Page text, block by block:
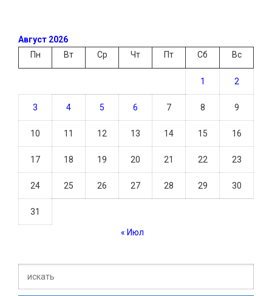
Август 2026
Пн
Вт Ср Чт Пт Сб Вс
1 2
3 4 5 6 7 8 9
10 11 12 13 14 15 16
17 18 19 20 21 22 23
24 25 26 27 28 29 30
31
« Июл